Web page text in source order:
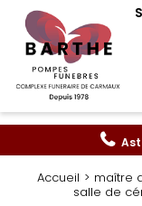
Accueil maître
salle de